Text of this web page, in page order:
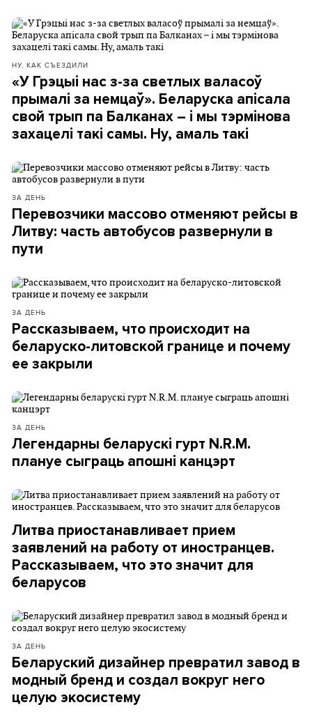
НУ, КАК СЪЕЗДИЛИ
«У Грэцыі нас з-за светлых валасоў
прымалі за немцаў». Беларуска апісала
свой трып па Балканах – і мы тэрмінова
захацелі такі самы. Ну, амаль такі
ЗА ДЕНЬ
Перевозчики массово отменяют рейсы в
Литву: часть автобусов развернули в
пути
ЗА ДЕНЬ
Рассказываем, что происходит на
беларуско-литовской границе и почему
ее закрыли
ЗА ДЕНЬ
Легендарны беларускі гурт N.R.M.
плануе сыграць апошні канцэрт
Литва приостанавливает прием
заявлений на работу от иностранцев.
Рассказываем, что это значит для
беларусов
ЗА ДЕНЬ
Беларуский дизайнер превратил завод в
модный бренд и создал вокруг него
целую экосистему